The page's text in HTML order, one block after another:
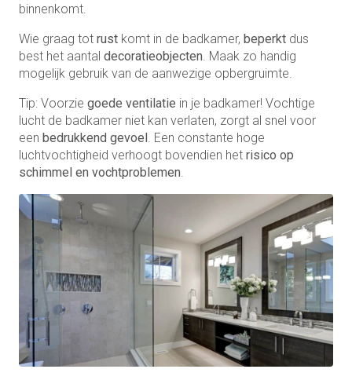
binnenkomt.
Wie graag tot rust komt in de badkamer, beperkt dus
best het aantal decoratieobjecten . Maak zo handig
mogelijk gebruik van de aanwezige opbergruimte.
Tip: Voorzie goede ventilatie in je badkamer! Vochtige
lucht de badkamer niet kan verlaten, zorgt al snel voor
een bedrukkend gevoel . Een constante hoge
luchtvochtigheid verhoogt bovendien het risico op
schimmel en vochtproblemen